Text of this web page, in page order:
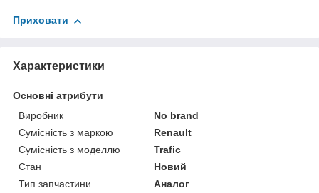
Приховати
Характеристики
Основні атрибути
Виробник
No brand
Сумісність з маркою
Renault
Сумісність з моделлю
Trafic
Стан
Новий
Тип запчастини
Аналог